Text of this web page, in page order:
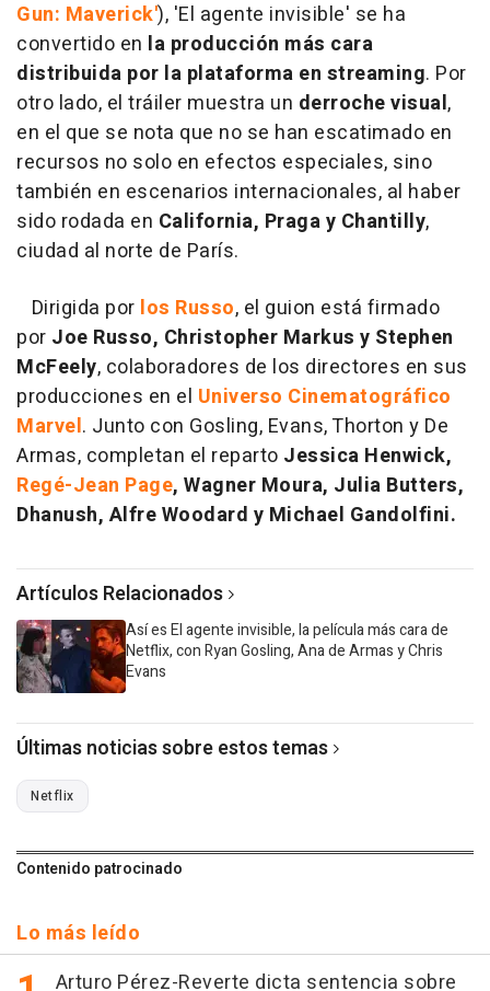
Gun: Maverick'), 'El agente invisible' se ha
convertido en la producción más cara
distribuida por la plataforma en streaming. Por
otro lado, el tráiler muestra un derroche visual,
en el que se nota que no se han escatimado en
recursos no solo en efectos especiales, sino
también en escenarios internacionales, al haber
sido rodada en California, Praga y Chantilly,
ciudad al norte de París.
Dirigida por los Russo, el guion está firmado
por Joe Russo, Christopher Markus y Stephen
McFeely, colaboradores de los directores en sus
producciones en el Universo Cinematográfico
Marvel. Junto con Gosling, Evans, Thorton y De
Armas, completan el reparto Jessica Henwick,
Regé-Jean Page, Wagner Moura, Julia Butters,
Dhanush, Alfre Woodard y Michael Gandolfini.
Artículos Relacionados
Así es El agente invisible, la película más cara de
Netflix, con Ryan Gosling, Ana de Armas y Chris
Evans
Últimas noticias sobre estos temas
Netflix
Contenido patrocinado
Lo más leído
Arturo Pérez-Reverte dicta sentencia sobre